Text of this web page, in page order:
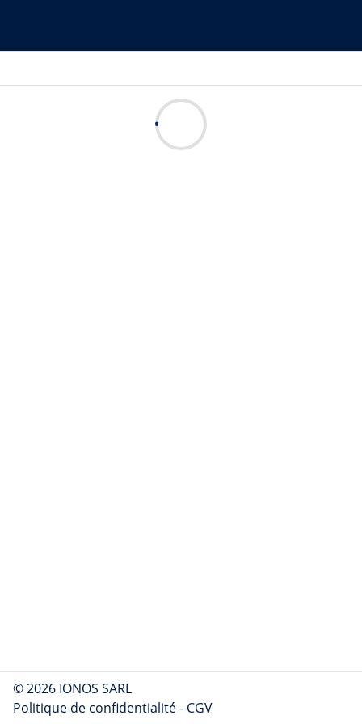
© 2026 IONOS SARL
Politique de confidentialité- CGV